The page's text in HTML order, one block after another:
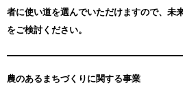
者に使い道を選んでいただけますので、未
をご検討ください。
農のあるまちづくりに関する事業